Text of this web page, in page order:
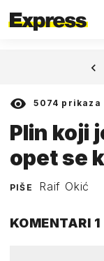
5074 prikaza
Plin koji
opet se
PIŠE Raif Okić
KOMENTARI 1